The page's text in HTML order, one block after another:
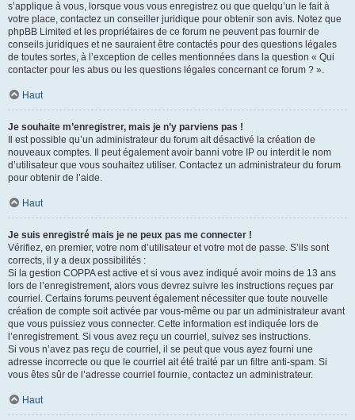
s’applique à vous, lorsque vous vous enregistrez ou que quelqu’un le fait à
votre place, contactez un conseiller juridique pour obtenir son avis. Notez que
phpBB Limited et les propriétaires de ce forum ne peuvent pas fournir de
conseils juridiques et ne sauraient être contactés pour des questions légales
de toutes sortes, à l’exception de celles mentionnées dans la question « Qui
contacter pour les abus ou les questions légales concernant ce forum ? ».
Haut
Je souhaite m’enregistrer, mais je n’y parviens pas !
Il est possible qu’un administrateur du forum ait désactivé la création de
nouveaux comptes. Il peut également avoir banni votre IP ou interdit le nom
d’utilisateur que vous souhaitez utiliser. Contactez un administrateur du forum
pour obtenir de l’aide.
Haut
Je suis enregistré mais je ne peux pas me connecter !
Vérifiez, en premier, votre nom d’utilisateur et votre mot de passe. S’ils sont
corrects, il y a deux possibilités :
Si la gestion COPPA est active et si vous avez indiqué avoir moins de 13 ans
lors de l’enregistrement, alors vous devrez suivre les instructions reçues par
courriel. Certains forums peuvent également nécessiter que toute nouvelle
création de compte soit activée par vous-même ou par un administrateur avant
que vous puissiez vous connecter. Cette information est indiquée lors de
l’enregistrement. Si vous avez reçu un courriel, suivez ses instructions.
Si vous n’avez pas reçu de courriel, il se peut que vous ayez fourni une
adresse incorrecte ou que le courriel ait été traité par un filtre anti-spam. Si
vous êtes sûr de l’adresse courriel fournie, contactez un administrateur.
Haut